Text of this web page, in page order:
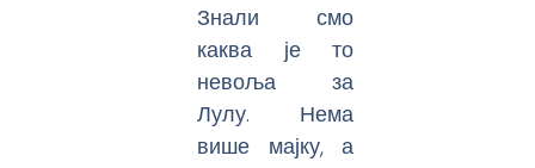
Знали смо
каква је то
невоља за
Лулу. Нема
више мајку, а